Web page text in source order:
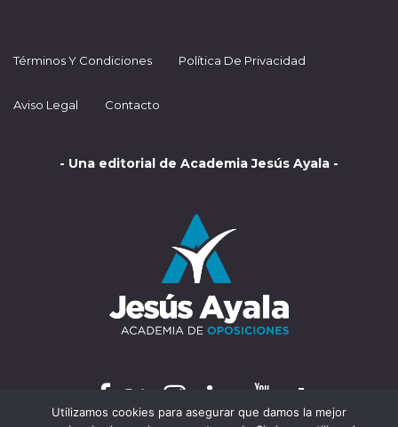
Términos Y Condiciones Política De Privacidad
Aviso Legal Contacto
- Una editorial de Academia Jesús Ayala -
Utilizamos cookies para asegurar que damos la mejor